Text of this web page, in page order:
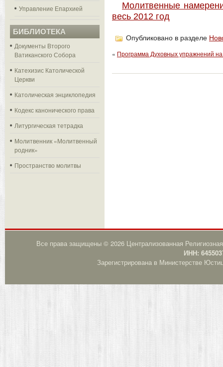
Управление Епархией
БИБЛИОТЕКА
Документы Второго
Ватиканского Собора
Катехизис Католической
Церкви
Католическая энциклопедия
Кодекс канонического права
Литургическая тетрадка
Молитвенник «Молитвенный
родник»
Пространство молитвы
Молитвенные
весь 2012 год
Опубликовано в разделе
« Программа Духовных упражнений
Все права защищены © 2026 Централизованная
ИНН:
Зарегистрирована в Министерстве